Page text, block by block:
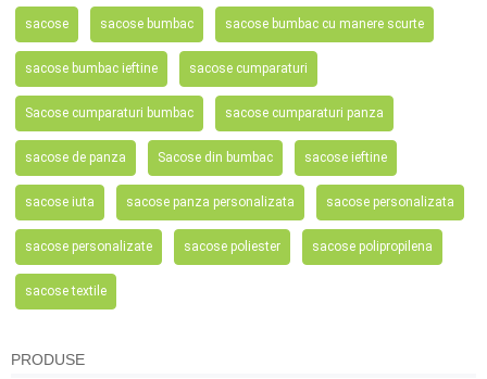
sacose sacose bumbac sacose bumbac cu manere scurte
sacose bumbac ieftine sacose cumparaturi
Sacose cumparaturi bumbac sacose cumparaturi panza
sacose de panza Sacose din bumbac sacose ieftine
sacose iuta sacose panza personalizata sacose personalizata
sacose personalizate sacose poliester sacose polipropilena
sacose textile
PRODUSE